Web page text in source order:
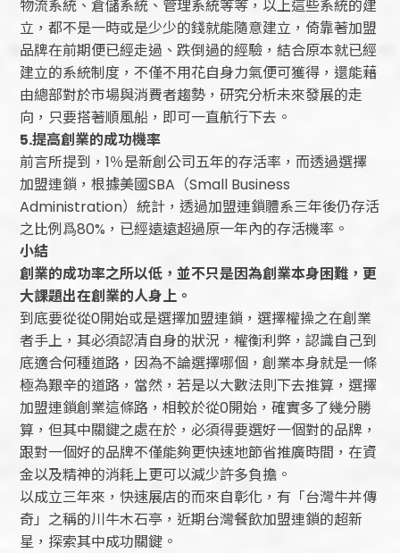
物流系統、倉儲系統、管理系統等等，以上這些系統的建
立，都不是一時或是少少的錢就能隨意建立，倚靠著加盟
品牌在前期便已經走過、跌倒過的經驗，結合原本就已經
建立的系統制度，不僅不用花自身力氣便可獲得，還能藉
由總部對於市場與消費者趨勢，研究分析未來發展的走
向，只要搭著順風船，即可一直航行下去。
5.提高創業的成功機率
前言所提到，1％是新創公司五年的存活率，而透過選擇
加盟連鎖，根據美國SBA（Small Business
Administration）統計，透過加盟連鎖體系三年後仍存活
之比例爲80%，已經遠遠超過原一年內的存活機率。
小結
創業的成功率之所以低，並不只是因為創業本身困難，更
大課題出在創業的人身上。
到底要從從0開始或是選擇加盟連鎖，選擇權操之在創業
者手上，其必須認清自身的狀況，權衡利弊，認識自己到
底適合何種道路，因為不論選擇哪個，創業本身就是一條
極為艱辛的道路，當然，若是以大數法則下去推算，選擇
加盟連鎖創業這條路，相較於從0開始，確實多了幾分勝
算，但其中關鍵之處在於，必須得要選好一個對的品牌，
跟對一個好的品牌不僅能夠更快速地節省推廣時間，在資
金以及精神的消耗上更可以減少許多負擔。
以成立三年來，快速展店的而來自彰化，有「台灣牛丼傳
奇」之稱的川牛木石亭，近期台灣餐飲加盟連鎖的超新
星，探索其中成功關鍵。